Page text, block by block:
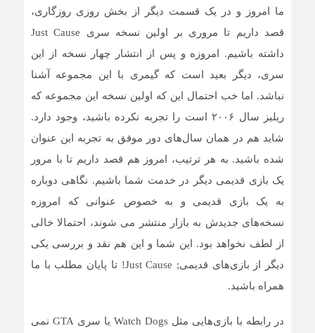
ما امروز و در یک قسمت دیگر از بخش روزی روزگاری،
قصد داریم تا مروری بر اولین نسخه سری Just Cause
داشته باشیم. امروزه و پس از انتشار چهار نسخه از این
سری، دیگر بعید است که گیمری با این مجموعه آشنا
نباشد. اما خب احتمال این که اولین نسخه این مجموعه که
ریلیز سال ۲۰۰۶ است را تجربه نکرده باشید، وجود دارد.
شاید هم در همان سال‌های دور موفق به تجربه این عنوان
شده باشید. به هر ترتیب، امروز هم قصد داریم تا با مرور
یک بازی قدیمی دیگر در خدمت شما باشیم. نگاهی دوباره
به یک بازی قدیمی و به خصوص عنوانی که امروزه
نسخه‌های جدیدش به بازار منتشر می شوند، احتمالا خالی
از لطف نخواهد بود. این شما و این هم نقد و بررسی یکی
دیگر از بازی‌های قدیمی; Just Cause! تا پایان مطلب با ما
همراه باشید.
در رابطه با بازی‌هایی مثل Watch Dogs یا سری GTA نمی